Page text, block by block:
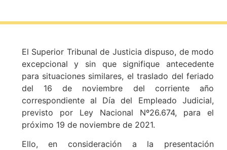
El Superior Tribunal de Justicia dispuso, de modo
excepcional y sin que signifique antecedente
para situaciones similares, el traslado del feriado
del 16 de noviembre del corriente año
correspondiente al Día del Empleado Judicial,
previsto por Ley Nacional Nº26.674, para el
próximo 19 de noviembre de 2021.
Ello, en consideración a la presentación